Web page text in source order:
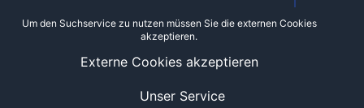
Unser Service
Um den Suchservice zu nutzen müssen Sie die externen Cookies
akzeptieren.
Externe Cookies akzeptieren